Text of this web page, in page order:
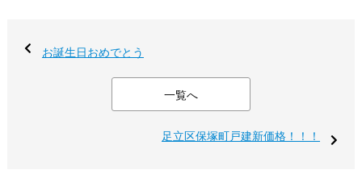
お誕生日おめでとう
一覧へ
足立区保塚町戸建新価格！！！